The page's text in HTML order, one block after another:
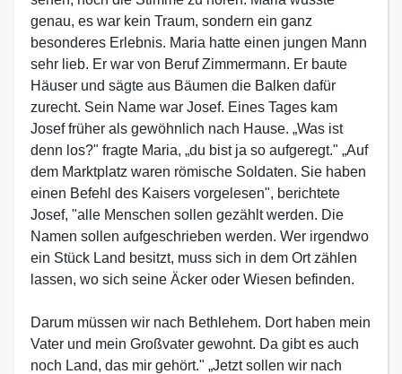
genau, es war kein Traum, sondern ein ganz
besonderes Erlebnis. Maria hatte einen jungen Mann
sehr lieb. Er war von Beruf Zimmermann. Er baute
Häuser und sägte aus Bäumen die Balken dafür
zurecht. Sein Name war Josef. Eines Tages kam
Josef früher als gewöhnlich nach Hause. „Was ist
denn los?" fragte Maria, „du bist ja so aufgeregt." „Auf
dem Marktplatz waren römische Soldaten. Sie haben
einen Befehl des Kaisers vorgelesen", berichtete
Josef, "alle Menschen sollen gezählt werden. Die
Namen sollen aufgeschrieben werden. Wer irgendwo
ein Stück Land besitzt, muss sich in dem Ort zählen
lassen, wo sich seine Äcker oder Wiesen befinden.
Darum müssen wir nach Bethlehem. Dort haben mein
Vater und mein Großvater gewohnt. Da gibt es auch
noch Land, das mir gehört." „Jetzt sollen wir nach